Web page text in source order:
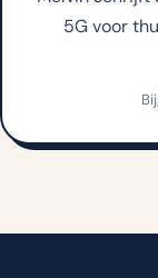
5G voor